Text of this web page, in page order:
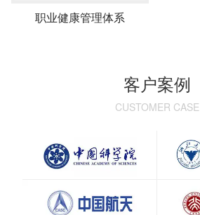
职业健康管理体系
客户案例
CUSTOMER CASE